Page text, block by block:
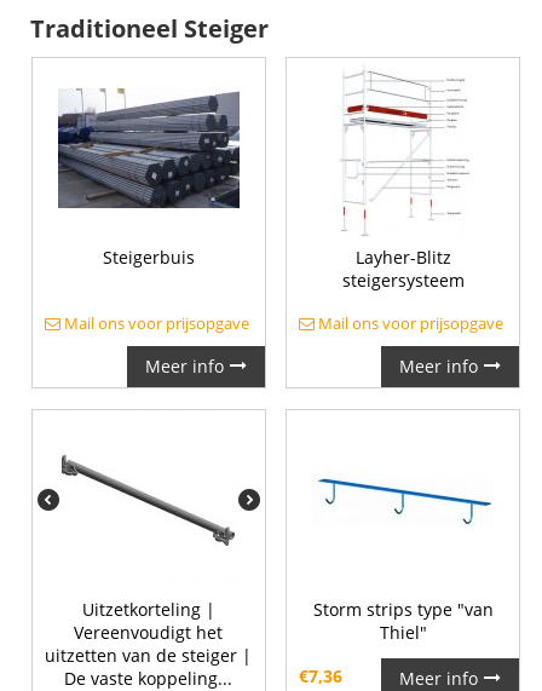
Traditioneel Steiger
Steigerbuis
Mail ons voor prijsopgave
Meer info
Layher-Blitz
steigersysteem
Mail ons voor prijsopgave
Meer info
Uitzetkorteling |
Vereenvoudigt het
uitzetten van de steiger |
De vaste koppeling...
Storm strips type "van
Thiel"
€7,36 Meer info